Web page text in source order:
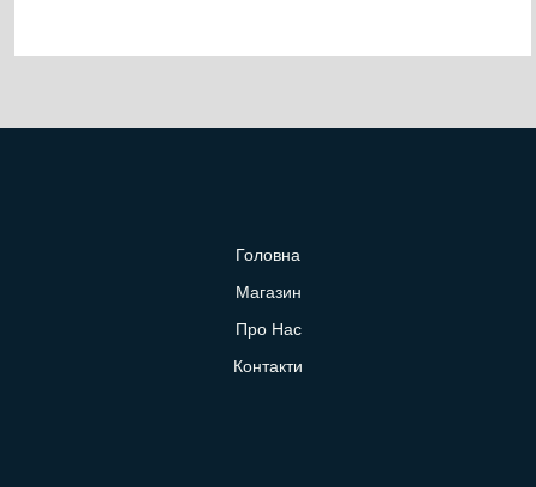
Головна
Магазин
Про Нас
Контакти